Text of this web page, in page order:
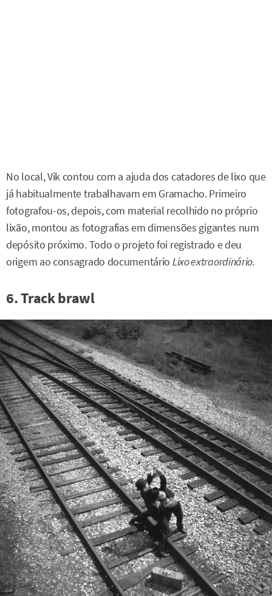
No local, Vik contou com a ajuda dos catadores de lixo que
já habitualmente trabalhavam em Gramacho. Primeiro
fotografou-os, depois, com material recolhido no próprio
lixão, montou as fotografias em dimensões gigantes num
depósito próximo. Todo o projeto foi registrado e deu
origem ao consagrado documentário Lixo extraordinário.
6. Track brawl